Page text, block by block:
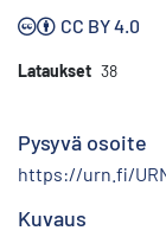
CC BY 4.0
Lataukset 38
Pysyvä osoite
https://urn.fi/
Kuvaus